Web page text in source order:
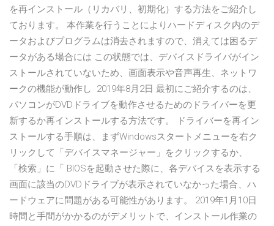
を再インストール（リカバリ、初期化）する方法をご紹介し
ております。 本作業を行うことによりハードディスク内のデ
ータおよびプログラムは消去されますので、消えては困るデ
ータがある場合には この状態では、デバイスドライバがイン
ストールされていないため、画面表示や音声再生、ネットワ
ークの機能が動作し 2019年8月2日 最初にご紹介するのは、
パソコンがDVDドライブを動作させるためのドライバーを更
新するか再インストールする方法です。 ドライバーを再イン
ストールする手順は、まずWindowsスタートメニューを右ク
リックして「デバイスマネージャー」をクリックするか、
「検索」に「 BIOSを起動させた際に、各デバイスを表示する
画面に該当のDVDドライブが表示されていなかった場合、ハ
ードウェアに問題がある可能性があります。 2019年1月10日
時間と手間がかかるのがデメリットで、インストール作業の